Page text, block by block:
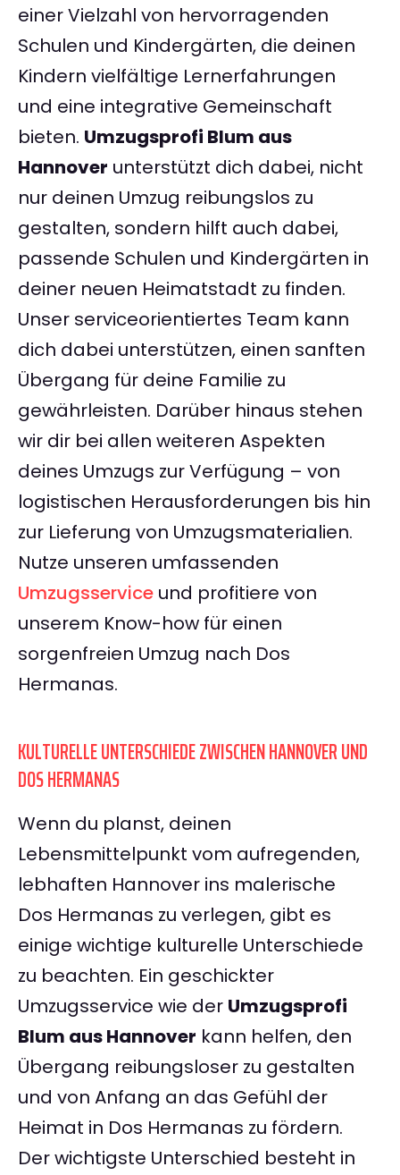
einer Vielzahl von hervorragenden
Schulen und Kindergärten, die deinen
Kindern vielfältige Lernerfahrungen
und eine integrative Gemeinschaft
bieten. Umzugsprofi Blum aus
Hannover unterstützt dich dabei, nicht
nur deinen Umzug reibungslos zu
gestalten, sondern hilft auch dabei,
passende Schulen und Kindergärten in
deiner neuen Heimatstadt zu finden.
Unser serviceorientiertes Team kann
dich dabei unterstützen, einen sanften
Übergang für deine Familie zu
gewährleisten. Darüber hinaus stehen
wir dir bei allen weiteren Aspekten
deines Umzugs zur Verfügung – von
logistischen Herausforderungen bis hin
zur Lieferung von Umzugsmaterialien.
Nutze unseren umfassenden
Umzugsservice und profitiere von
unserem Know-how für einen
sorgenfreien Umzug nach Dos
Hermanas.
KULTURELLE UNTERSCHIEDE ZWISCHEN HANNOVER UND
DOS HERMANAS
Wenn du planst, deinen
Lebensmittelpunkt vom aufregenden,
lebhaften Hannover ins malerische
Dos Hermanas zu verlegen, gibt es
einige wichtige kulturelle Unterschiede
zu beachten. Ein geschickter
Umzugsservice wie der Umzugsprofi
Blum aus Hannover kann helfen, den
Übergang reibungsloser zu gestalten
und von Anfang an das Gefühl der
Heimat in Dos Hermanas zu fördern.
Der wichtigste Unterschied besteht in